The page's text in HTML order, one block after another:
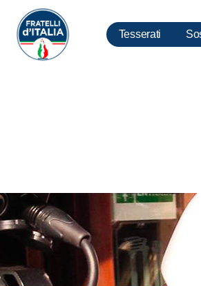
Tesserati